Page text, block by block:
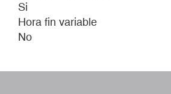
Si
Hora fin variable
No